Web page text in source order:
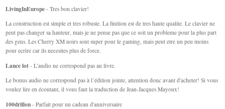
LivingInEurope - Tres bon clavier!
La construction est simple et tres robuste. La finition est de tres haute qualite. Le clavier ne
peut pas changer sa hauteur, mais je ne pense pas que ce soit un probleme pour la plus part
des gens. Les Cherry XM noirs sont super pour le gaming, mais peut etre un peu moins
pour ecrire car ils necesites plus de force.
Lance lot - L'audio ne correspond pas au livre.
Le bonus audio ne correspond pas à l’édition jointe, attention donc avant d'acheter! Si vous
voulez lire en écoutant, il vous faut la traduction de Jean-Jacques Mayoux!
100drillon - Parfait pour un cadeau d'anniversaire